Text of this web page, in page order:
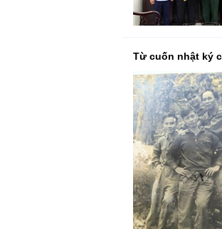
Từ cuốn nhật ký